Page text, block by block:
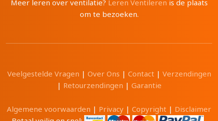
Meer leren over ventilatie? Leren Ventileren is de plaats
om te bezoeken.
Veelgestelde Vragen | Over Ons | Contact| Verzendingen
| Retourzendingen | Garantie
Algemene voorwaarden | Privacy | Copyright | Disclaimer